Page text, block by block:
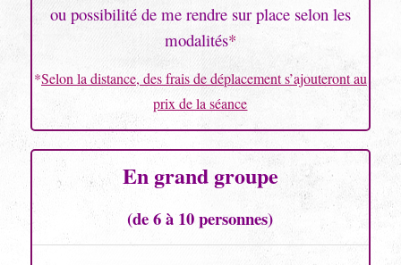
ou possibilité de me rendre sur place selon les
modalités*
*Selon la distance, des frais de déplacement s’ajouteront au
prix de la séance
En grand groupe
(de 6 à 10 personnes)